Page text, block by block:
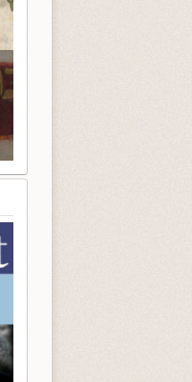
NAPJA KOMÁROMBAN